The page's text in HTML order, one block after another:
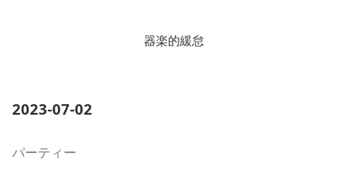
器楽的緩怠
2023-07-02
パーティー